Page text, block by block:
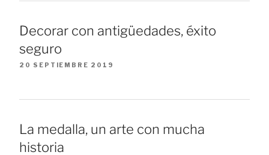
Decorar con antigüedades, éxito
seguro
20 SEPTIEMBRE 2019
La medalla, un arte con mucha
historia